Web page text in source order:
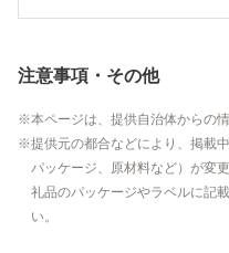
注意事項・その他
本ページは、提供自治体からの
提供元の都合などにより、掲載
パッケージ、原材料など）が変
礼品のパッケージやラベルに記
い。